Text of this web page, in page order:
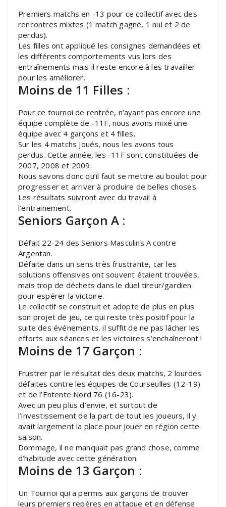
Premiers matchs en -13 pour ce collectif avec des
rencontres mixtes (1 match gagné, 1 nul et 2 de
perdus).
Les filles ont appliqué les consignes demandées et
les différents comportements vus lors des
entraînements mais il reste encore à les travailler
pour les améliorer.
Moins de 11 Filles :
Pour ce tournoi de rentrée, n’ayant pas encore une
équipe complète de -11F, nous avons mixé une
équipe avec 4 garçons et 4 filles.
Sur les 4 matchs joués, nous les avons tous
perdus. Cette année, les -11F sont constituées de
2007, 2008 et 2009.
Nous savons donc qu’il faut se mettre au boulot pour
progresser et arriver à produire de belles choses.
Les résultats suivront avec du travail à
l’entrainement.
Seniors Garçon A :
Défait 22-24 des Seniors Masculins A contre
Argentan.
Défaite dans un sens très frustrante, car les
solutions offensives ont souvent étaient trouvées,
mais trop de déchets dans le duel tireur/gardien
pour espérer la victoire.
Le collectif se construit et adopte de plus en plus
son projet de jeu, ce qui reste très positif pour la
suite des événements, il suffit de ne pas lâcher les
efforts aux séances et les victoires s’enchaîneront !
Moins de 17 Garçon :
Frustrer par le résultat des deux matchs, 2 lourdes
défaites contre les équipes de Courseulles (12-19)
et de l’Entente Nord 76 (16-23).
Avec un peu plus d’envie, et surtout de
l’investissement de la part de tout les joueurs, il y
avait largement la place pour jouer en région cette
saison.
Dommage, il ne manquait pas grand chose, comme
d’habitude avec cette génération.
Moins de 13 Garçon :
Un Tournoi qui a permis aux garçons de trouver
leurs premiers repères en attaque et en défense